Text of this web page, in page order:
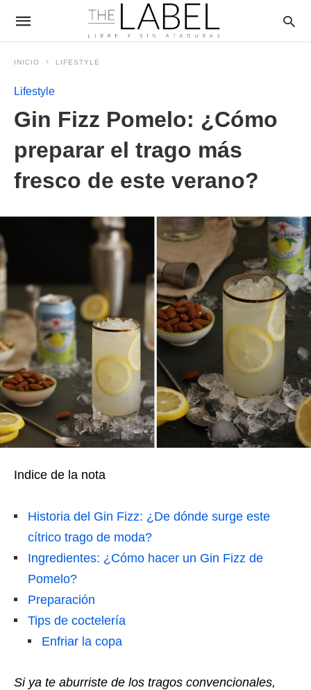
INICIO LIFESTYLE
Lifestyle
Gin Fizz Pomelo: ¿Cómo
preparar el trago más
fresco de este verano?
Indice de la nota
Historia del Gin Fizz: ¿De dónde surge este
cítrico trago de moda?
Ingredientes: ¿Cómo hacer un Gin Fizz de
Pomelo?
Preparación
Tips de coctelería
Enfriar la copa
Si ya te aburriste de los tragos convencionales,